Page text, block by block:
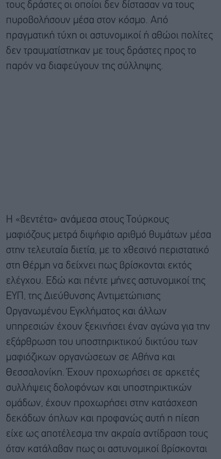
τους δράστες οι οποίοι δεν δίστασαν να τους
πυροβολήσουν μέσα στον κόσμο. Από
πραγματική τύχη οι αστυνομικοί ή αθώοι πολίτες
δεν τραυματίστηκαν με τους δράστες προς το
παρόν να διαφεύγουν της σύλληψης.
H «βεντέτα» ανάμεσα στους Τούρκους
μαφιόζους μετρά διψήφιο αριθμό θυμάτων μέσα
στην τελευταία διετία, με το χθεσινό περιστατικό
στη Θέρμη να δείχνει πως βρίσκονται εκτός
ελέγχου. Εδώ και πέντε μήνες αστυνομικοί της
ΕΥΠ, της Διεύθυνσης Αντιμετώπισης
Οργανωμένου Εγκλήματος και άλλων
υπηρεσιών έχουν ξεκινήσει έναν αγώνα για την
εξάρθρωση του υποστηρικτικού δικτύου των
μαφιόζικων οργανώσεων σε Αθήνα και
Θεσσαλονίκη. Έχουν προχωρήσει σε αρκετές
συλλήψεις δολοφόνων και υποστηρικτικών
ομάδων, έχουν προχωρήσει στην κατάσχεση
δεκάδων όπλων και προφανώς αυτή η πίεση
είχε ως αποτέλεσμα την ακραία αντίδραση τους
όταν κατάλαβαν πως οι αστυνομικοί βρίσκονται